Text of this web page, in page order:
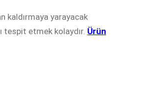
kaldırmaya yarayacak
tespit etmek kolaydır. Ürün